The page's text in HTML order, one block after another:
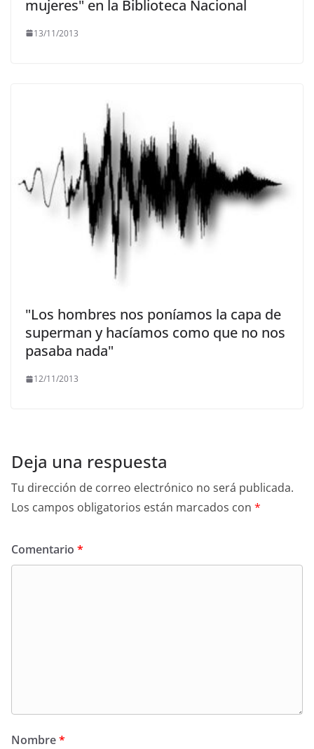
mujeres" en la Biblioteca Nacional
13/11/2013
"Los hombres nos poníamos la capa de
superman y hacíamos como que no nos
pasaba nada"
12/11/2013
Deja una respuesta
Tu dirección de correo electrónico no será publicada.
Los campos obligatorios están marcados con *
Comentario *
Nombre*